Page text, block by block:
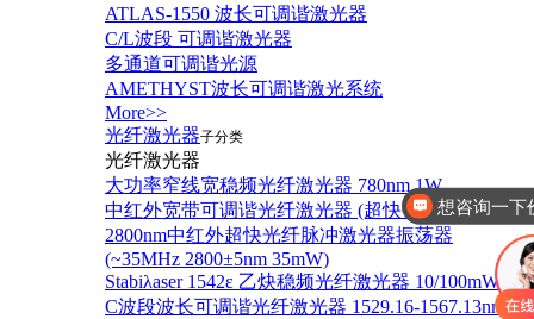
ATLAS-1550 波长可调谐激光器
C/L波段 可调谐激光器
多通道可调谐光源
AMETHYST波长可调谐激光系统
More>>
光纤激光器子分类
光纤激光器
大功率窄线宽稳频光纤激光器 780nm 1W
中红外宽带可调谐光纤激光器 (超快 3-3.4um)
2800nm中红外超快光纤脉冲激光器振荡器
(~35MHz 2800±5nm 35mW)
Stabiλaser 1542ε 乙炔稳频光纤激光器 10/100mW
C波段波长可调谐光纤激光器 1529.16-1567.13nm
你好，有这几款